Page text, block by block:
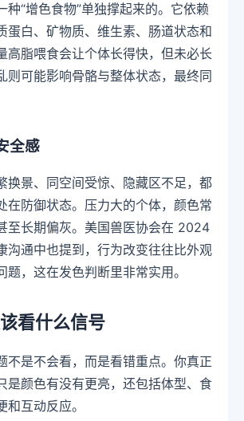
种“增色食物”单独撑起来的。它依赖
蛋白、矿物质、维生素、肠道状态和
高脂喂食会让个体长得快，但未必长
则可能影响骨骼与整体状态，最终同
全感
换景、同空间受惊、隐藏区不足，都
在防御状态。压力大的个体，颜色常
至长期偏灰。美国兽医协会在 2024
沟通中也提到，行为改变往往比外观
题，这在发色判断里非常实用。
看什么信号
不是不会看，而是看错重点。你真正
是颜色有没有更亮，还包括体型、食
互动反应。